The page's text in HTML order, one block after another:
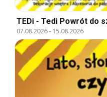
TEDi - Tedi Powrót do
07.08.2026- 15.08.2026